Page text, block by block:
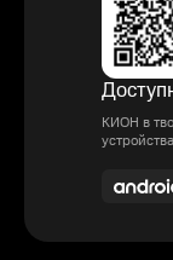
КИОН в